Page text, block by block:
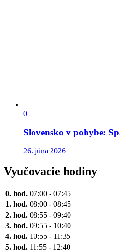
0
Slovensko v pohybe:
26. júna 2026
Vyučovacie hodiny
0. hod. 07:00 - 07:45
1. hod. 08:00 - 08:45
2. hod. 08:55 - 09:40
3. hod. 09:55 - 10:40
4. hod. 10:55 - 11:35
5. hod. 11:55 - 12:40